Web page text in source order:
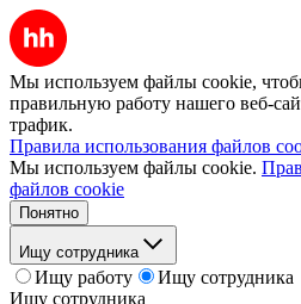
Мы используем файлы cookie,
правильную работу нашего веб-
трафик.
Правила использования файлов
Мы используем файлы cookie.
файлов cookie
Понятно
Ищу сотрудника
Ищу работу
Ищу сотрудника
Ищу сотрудника